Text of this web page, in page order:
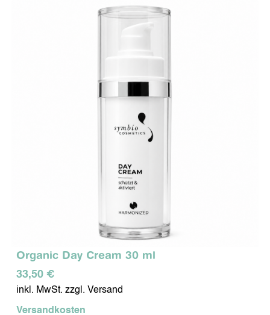
Organic Day Cream 30 ml
33,50 €
inkl. MwSt. zzgl. Versand
Versandkosten